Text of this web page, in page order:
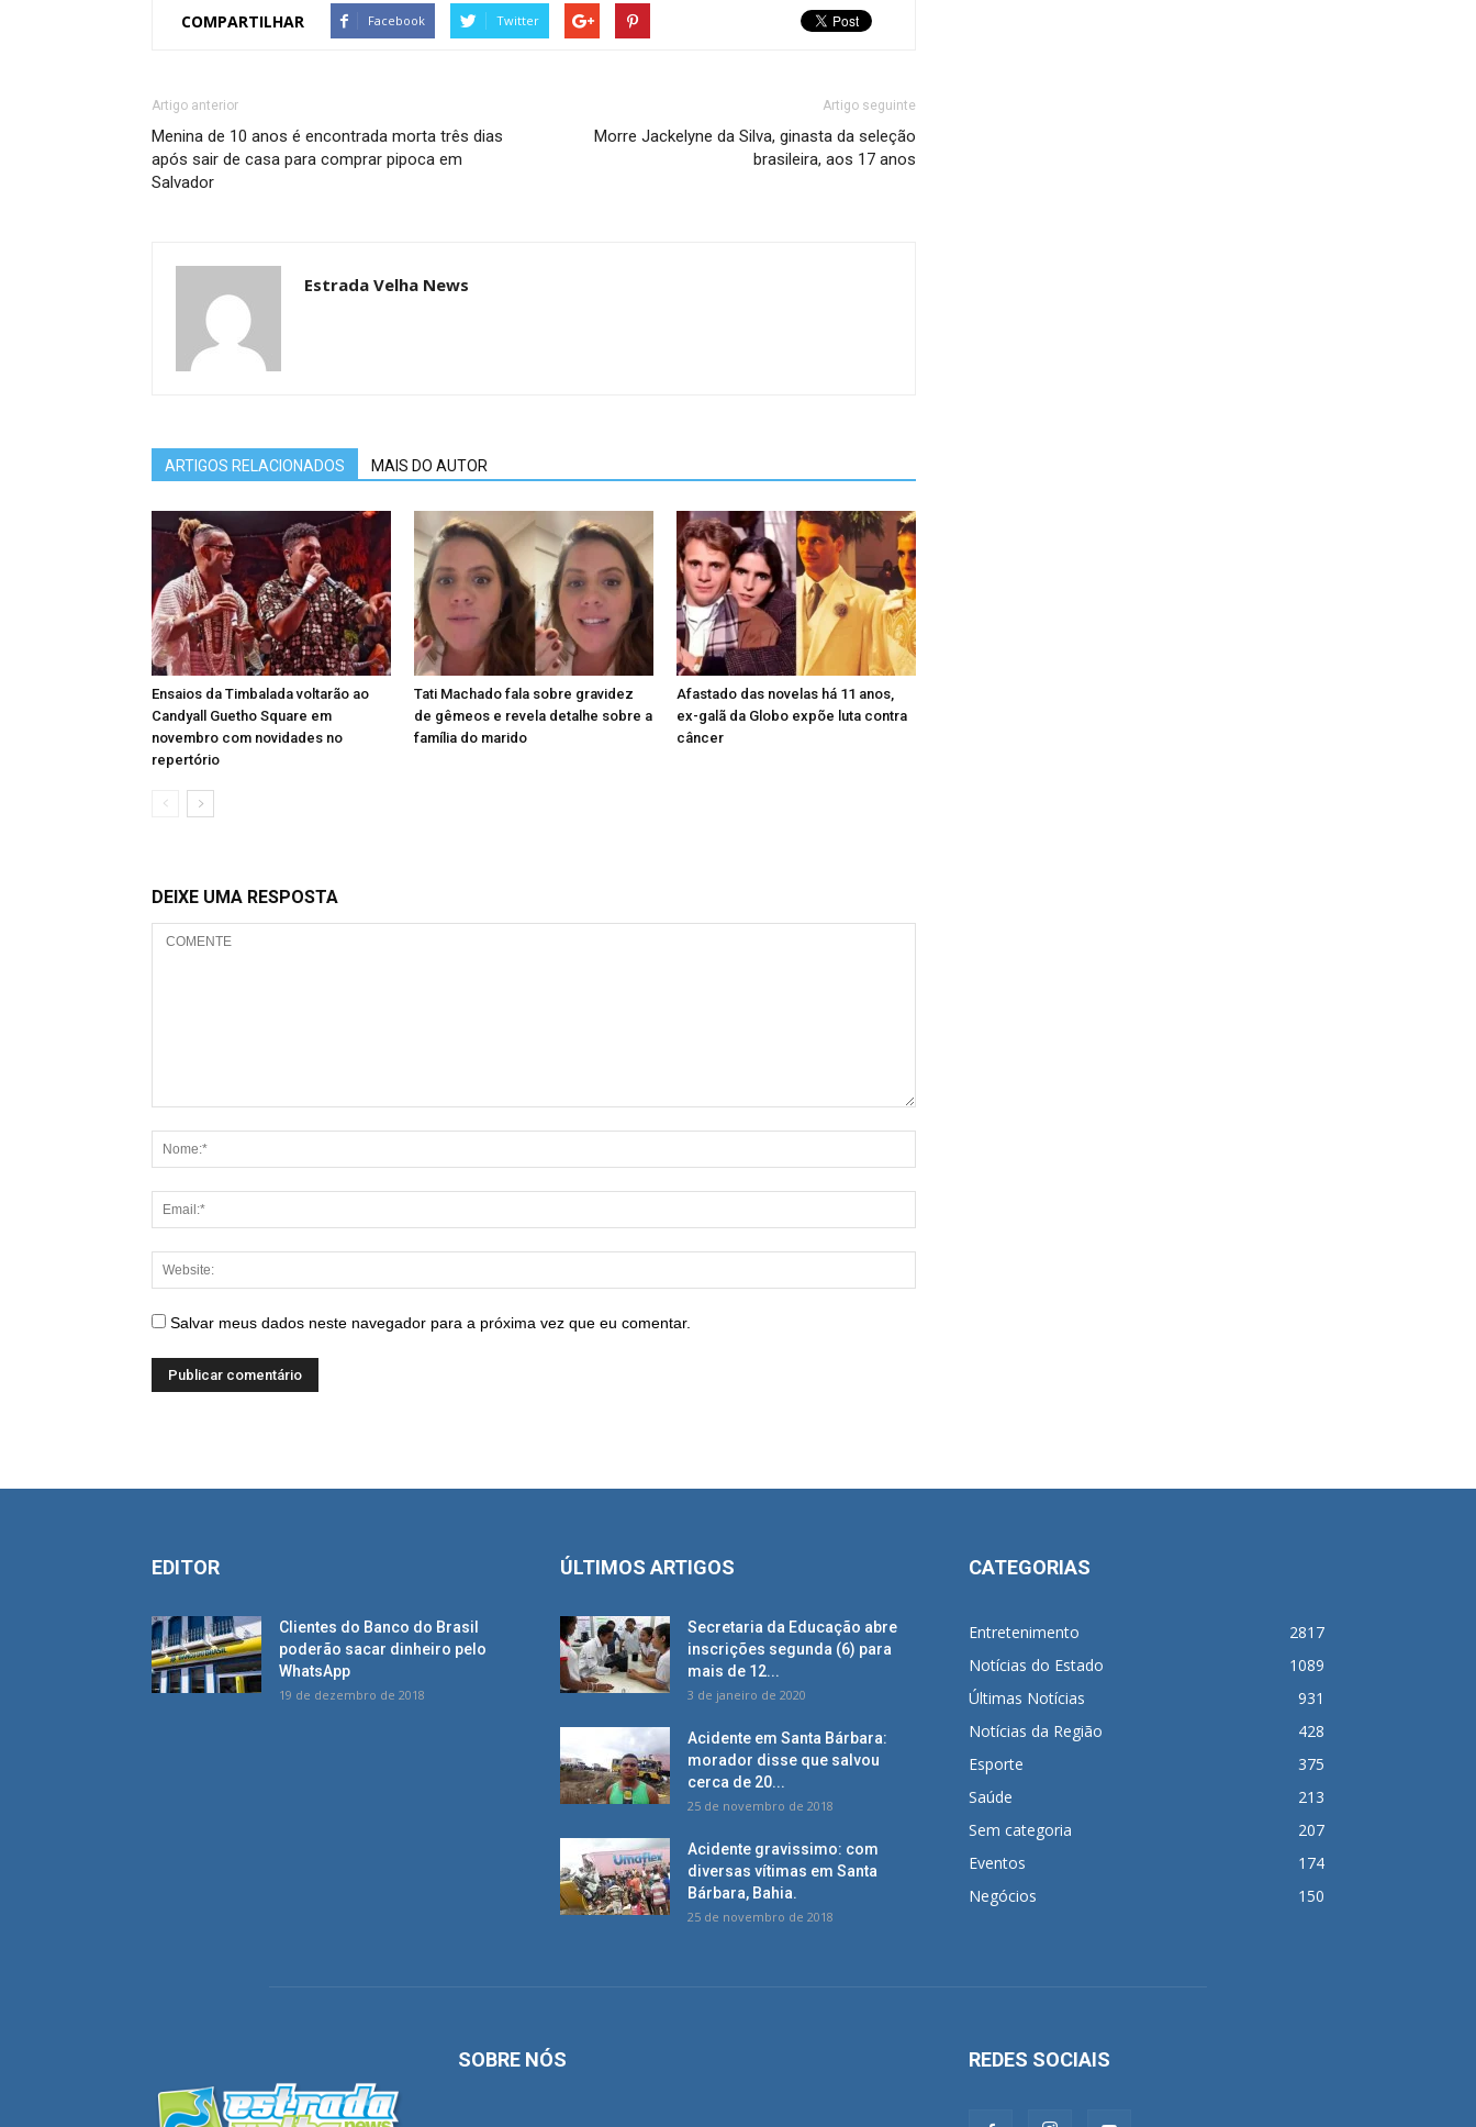
COMPARTILHAR Facebook Twitter
Artigo anterior
Menina de 10 anos é encontrada morta três dias
após sair de casa para comprar pipoca em
Salvador
Artigo seguinte
Morre Jackelyne da Silva, ginasta da seleção
brasileira, aos 17 anos
Estrada Velha News
ARTIGOS RELACIONADOS MAIS DO AUTOR
Ensaios da Timbalada voltarão ao
Candyall Guetho Square em
novembro com novidades no
repertório
Tati Machado fala sobre gravidez
de gêmeos e revela detalhe sobre a
família do marido
Afastado das novelas há 11 anos,
ex-galã da Globo expõe luta contra
câncer
DEIXE UMA RESPOSTA
Salvar meus dados neste navegador para a próxima vez que eu comentar.
EDITOR
Clientes do Banco do Brasil
poderão sacar dinheiro pelo
WhatsApp
19 de dezembro de 2018
ÚLTIMOS ARTIGOS
Secretaria da Educação abre
inscrições segunda (6) para
mais de 12...
3 de janeiro de 2020
Acidente em Santa Bárbara:
morador disse que salvou
cerca de 20...
25 de novembro de 2018
Acidente gravissimo: com
diversas vítimas em Santa
Bárbara, Bahia.
25 de novembro de 2018
CATEGORIAS
Entretenimento
2817
Notícias do Estado
1089
Últimas Notícias
931
Notícias da Região
428
Esporte
375
Saúde
213
Sem categoria
207
Eventos
174
Negócios
150
SOBRE NÓS REDES SOCIAIS